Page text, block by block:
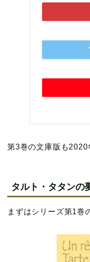
第3巻の文庫版も2020
タルト・タタンの
まずはシリーズ第1巻